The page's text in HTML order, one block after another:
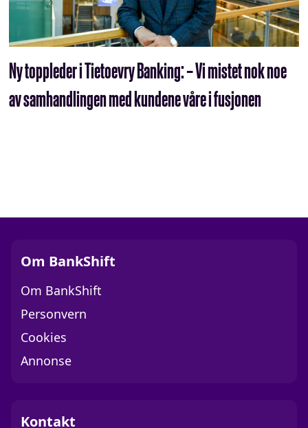
Ny toppleder i Tietoevry Banking: – Vi mistet nok noe
av samhandlingen med kundene våre i fusjonen
Om BankShift
Om BankShift
Personvern
Cookies
Annonse
Kontakt